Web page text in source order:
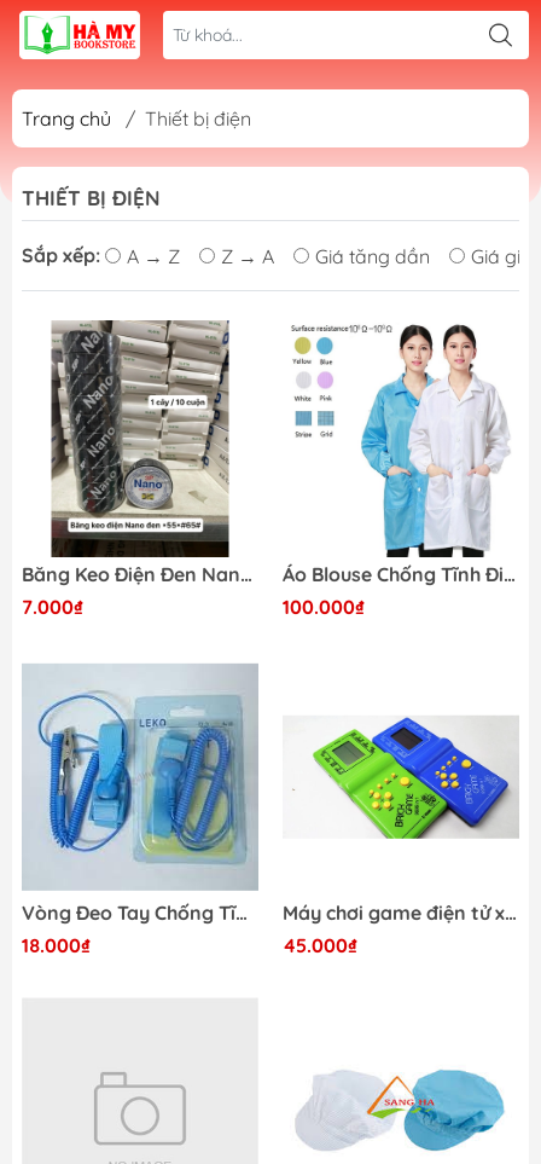
Trang chủ / Thiết bị điện
THIẾT BỊ ĐIỆN
Sắp xếp: A → Z Z → A Giá tăng dần Giá
Băng Keo Điện Đen Nano Nhỏ
7.000₫
Áo Blouse Chống Tĩnh Điện, Dây Kéo size XXXL màu Xanh
100.000₫
Vòng Đeo Tay Chống Tĩnh Điện Không Dây
18.000₫
Máy chơi game điện tử xếp gạch E9999-D
45.000₫